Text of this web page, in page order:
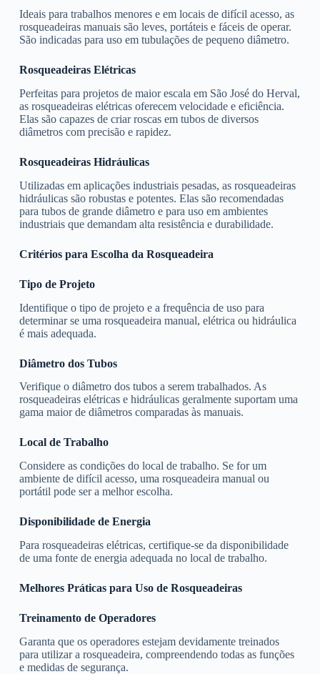
Ideais para trabalhos menores e em locais de difícil acesso, as
rosqueadeiras manuais são leves, portáteis e fáceis de operar.
São indicadas para uso em tubulações de pequeno diâmetro.
Rosqueadeiras Elétricas
Perfeitas para projetos de maior escala em São José do Herval,
as rosqueadeiras elétricas oferecem velocidade e eficiência.
Elas são capazes de criar roscas em tubos de diversos
diâmetros com precisão e rapidez.
Rosqueadeiras Hidráulicas
Utilizadas em aplicações industriais pesadas, as rosqueadeiras
hidráulicas são robustas e potentes. Elas são recomendadas
para tubos de grande diâmetro e para uso em ambientes
industriais que demandam alta resistência e durabilidade.
Critérios para Escolha da Rosqueadeira
Tipo de Projeto
Identifique o tipo de projeto e a frequência de uso para
determinar se uma rosqueadeira manual, elétrica ou hidráulica
é mais adequada.
Diâmetro dos Tubos
Verifique o diâmetro dos tubos a serem trabalhados. As
rosqueadeiras elétricas e hidráulicas geralmente suportam uma
gama maior de diâmetros comparadas às manuais.
Local de Trabalho
Considere as condições do local de trabalho. Se for um
ambiente de difícil acesso, uma rosqueadeira manual ou
portátil pode ser a melhor escolha.
Disponibilidade de Energia
Para rosqueadeiras elétricas, certifique-se da disponibilidade
de uma fonte de energia adequada no local de trabalho.
Melhores Práticas para Uso de Rosqueadeiras
Treinamento de Operadores
Garanta que os operadores estejam devidamente treinados
para utilizar a rosqueadeira, compreendendo todas as funções
e medidas de segurança.